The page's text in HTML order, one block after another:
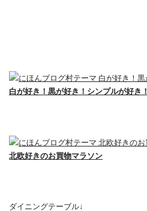
白が好き！黒が好き！シンプルが好き！
北欧好きのお買物マラソン
ダイニングテーブル↓